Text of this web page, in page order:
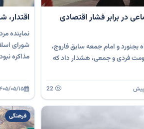
در برابر فشار اقتصادی
و امام جمعه سابق فاروج،
فردی و جمعی، هشدار داد که
اقتدار،
نماینده
شورای
مذاکره
۱۴۰۵/۰۵/
فرهنگی